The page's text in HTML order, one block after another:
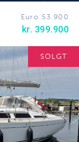
Euro 53.900
kr. 399.900
SOLGT